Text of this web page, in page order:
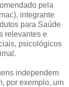
pela
integrante
para Saúde
relevantes e
psicológicos
independem
por exemplo, um